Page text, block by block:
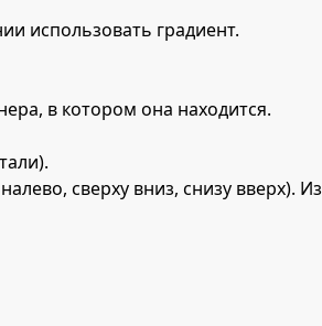
использовать градиент.
в котором она находится.
сверху вниз, снизу вверх). Из